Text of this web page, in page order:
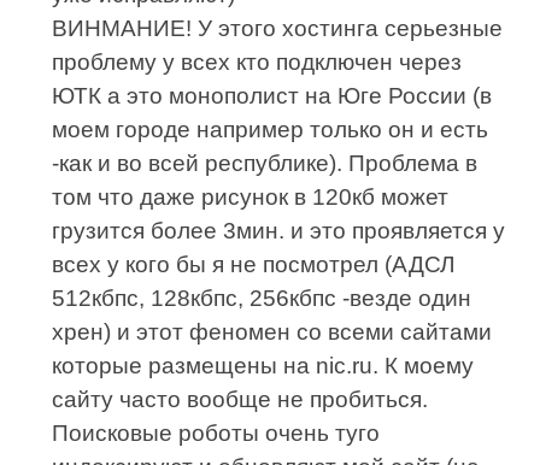
ВИНМАНИЕ! У этого хостинга серьезные
проблему у всех кто подключен через
ЮТК а это монополист на Юге России (в
моем городе например только он и есть
-как и во всей республике). Проблема в
том что даже рисунок в 120кб может
грузится более 3мин. и это проявляется у
всех у кого бы я не посмотрел (АДСЛ
512кбпс, 128кбпс, 256кбпс -везде один
хрен) и этот феномен со всеми сайтами
которые размещены на nic.ru. К моему
сайту часто вообще не пробиться.
Поисковые роботы очень туго